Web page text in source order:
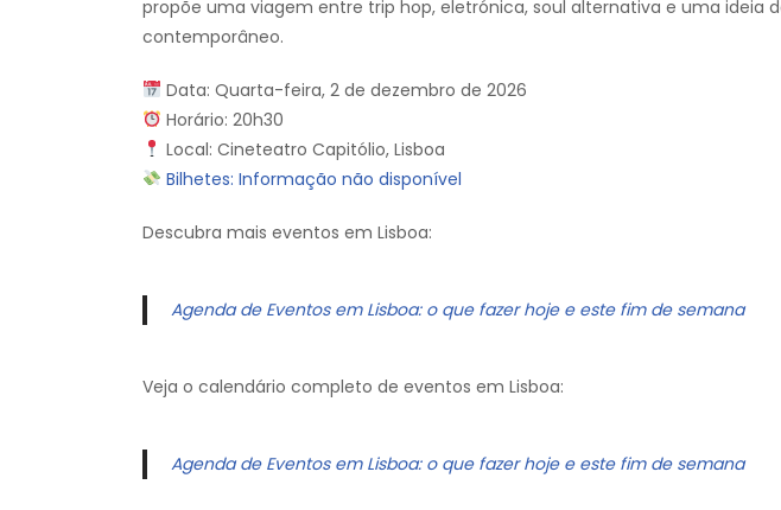
propõe uma viagem entre trip hop, eletrónica, soul alternativa e uma ideia
contemporâneo.
Data: Quarta-feira, 2 de dezembro de 2026
Horário: 20h30
Local: Cineteatro Capitólio, Lisboa
Bilhetes: Informação não disponível
Descubra mais eventos em Lisboa:
Agenda de Eventos em Lisboa: o que fazer hoje e este fim de semana
Veja o calendário completo de eventos em Lisboa:
Agenda de Eventos em Lisboa: o que fazer hoje e este fim de semana